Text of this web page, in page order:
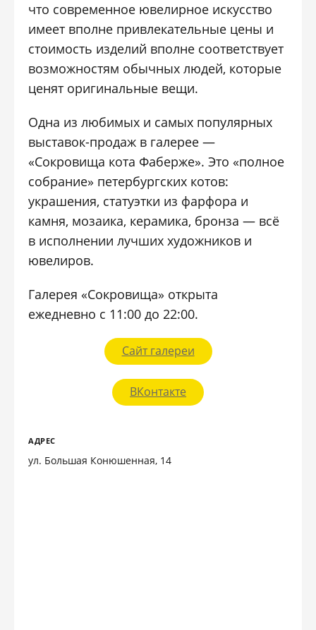
что современное ювелирное искусство
имеет вполне привлекательные цены и
стоимость изделий вполне соответствует
возможностям обычных людей, которые
ценят оригинальные вещи.
Одна из любимых и самых популярных
выставок-продаж в галерее —
«Сокровища кота Фаберже». Это «полное
собрание» петербургских котов:
украшения, статуэтки из фарфора и
камня, мозаика, керамика, бронза — всё
в исполнении лучших художников и
ювелиров.
Галерея «Сокровища» открыта
ежедневно с 11:00 до 22:00.
Сайт галереи
ВКонтакте
АДРЕС
ул. Большая Конюшенная, 14